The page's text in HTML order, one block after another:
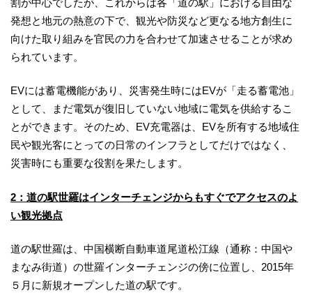
発想と地元の熱意の下で、観光や防災など更なる地方創生に
向けた取り組みを官民の力を合わせて加速させることが求め
られています。
EVには蓄電機能があり、災害発生時にはEVが「走る蓄電池」
として、まだ電気が復旧していない地域に電気を供給するこ
とができます。そのため、EV充電器は、EVを所有する地域住
民や観光客にとっての日常のインフラとしてだけではなく、
災害時にも重要な役割を果たします。
2：道の駅世羅はインターチェンジからもすぐでアクセスのよ
い観光拠点
道の駅世羅は、中国横断自動車道尾道松江線（通称：中国や
まなみ街道）の世羅インターチェンジの傍に位置し、2015年
５月に新規オープンした道の駅です。